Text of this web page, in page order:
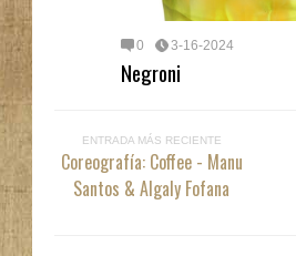
0 3-16-2024
Negroni
ENTRADA MÁS RECIENTE
Coreografía: Coffee - Manu
Santos & Algaly Fofana